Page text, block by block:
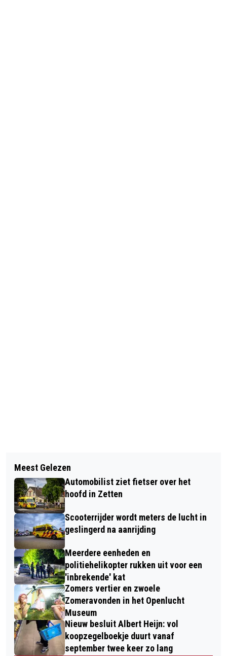
KONINKLIJKE ONDERSCHEIDING VOOR
CHRIS SICCAMA UIT HETEREN
QUEENEE IS OP ZOEK NAAR EEN
BAASJE
Meest Gelezen
Automobilist ziet fietser over het
hoofd in Zetten
Scooterrijder wordt meters de lucht in
geslingerd na aanrijding
Meerdere eenheden en
politiehelikopter rukken uit voor een
'inbrekende' kat
Zomers vertier en zwoele
Zomeravonden in het Openlucht
Museum
Nieuw besluit Albert Heijn: vol
koopzegelboekje duurt vanaf
september twee keer zo lang